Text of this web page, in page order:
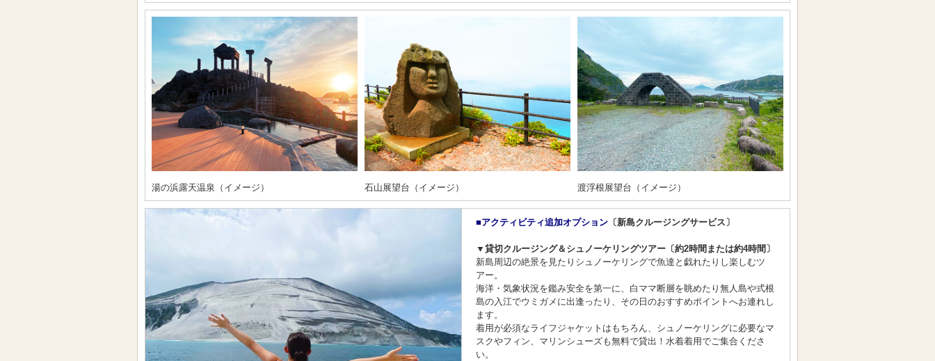
湯の浜露天温泉（イメージ） 石山展望台（イメージ） 渡浮根展望台（イメージ）
■アクティビティ追加オプション 〔新島クルージングサービス〕
▼貸切クルージング＆シュノーケリングツアー〔約2時間または約4時間〕
新島周辺の絶景を見たりシュノーケリングで魚達と戯れたりし楽しむツ
アー。
海洋・気象状況を鑑み安全を第一に、白ママ断層を眺めたり無人島や式根
島の入江でウミガメに出逢ったり、その日のおすすめポイントへお連れし
ます。
着用が必須なライフジャケットはもちろん、シュノーケリングに必要なマ
スクやフィン、マリンシューズも無料で貸出！水着着用でご集合くださ
い。